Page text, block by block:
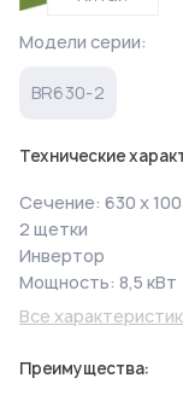
Модели серии:
BR630-2
Технические
Сечение: 630 х
2 щетки
Инвертор
Мощность: 8,5 кВт
Все
Преимущества: